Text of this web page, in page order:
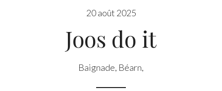
20 août 2025
Joos do it
Baignade, Béarn,